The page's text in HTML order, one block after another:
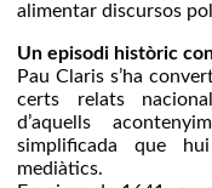
alimentar discursos
Un episodi històric
Pau Claris s’ha
certs relats
d’aquells
simplificada que
mediàtics.